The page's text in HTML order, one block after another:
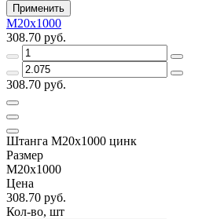
Применить
М20х1000
308.70 руб.
308.70 руб.
Штанга М20х1000 цинк
Размер
М20х1000
Цена
308.70 руб.
Кол-во, шт